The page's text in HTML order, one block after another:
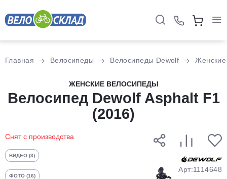
Главная Велосипеды Велосипеды Dewolf Женские
ЖЕНСКИЕ ВЕЛОСИПЕДЫ
Велосипед Dewolf Asphalt F1
(2016)
Снят с производства
ВИДЕО (3)
ФОТО (16)
Арт:1114648
Разбейте
оплатуна части
без переплат
График платежей